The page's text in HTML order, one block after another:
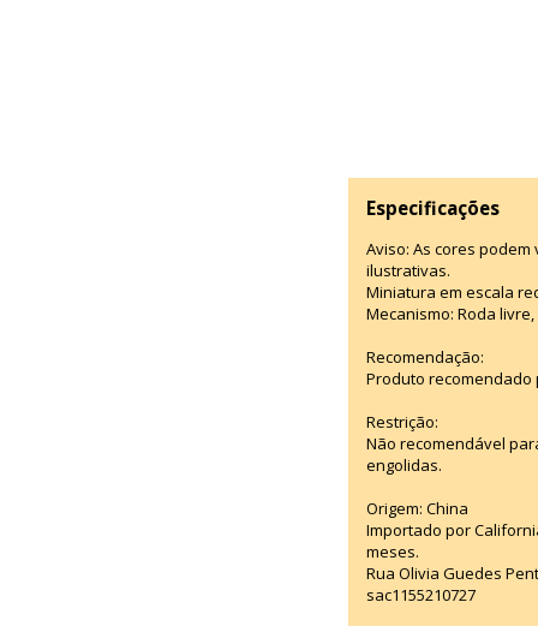
Especificações
Aviso: As cores
ilustrativas.
Miniatura em escala
Mecanismo: Roda
Recomendação:
Produto recomendado
Restrição:
Não recomendável
engolidas.
Origem: China
Importado por
meses.
Rua Olivia Guedes
sac1155210727